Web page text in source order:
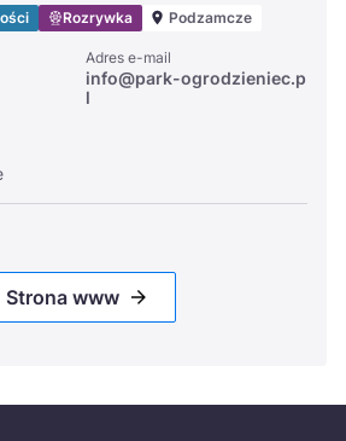
Rozrywka Podzamcze
Adres e-mail
info@park-ogrodzieniec.p
l
Strona www